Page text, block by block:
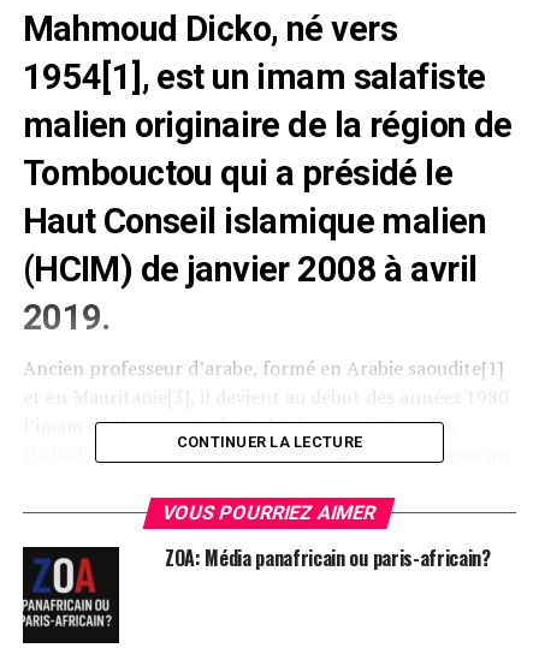
Mahmoud Dicko, né vers
1954[1], est un imam salafiste
malien originaire de la région de
Tombouctou qui a présidé le
Haut Conseil islamique malien
(HCIM) de janvier 2008 à avril
2019.
Ancien professeur d’arabe, formé en Arabie saoudite[1]
et en Mauritanie[3], il devient au début des années 1980
l’imam de la mosquée de Badalabougou à Bamako.
D’obédience salafiste quiétiste, il se présente comme un
secrétaire général de l’Association Malienne pour
l’Unité et la Progrès de l’Islam (AMUPI), courroie de
transmission du parti unique de l’ancien dictateur
Moussa Traoré[5] et Premier Secrétaire sortant aux
Affaires religieuses
CONTINUER LA LECTURE
VOUS POURRIEZ AIMER
ZOA: Média panafricain ou paris-africain?